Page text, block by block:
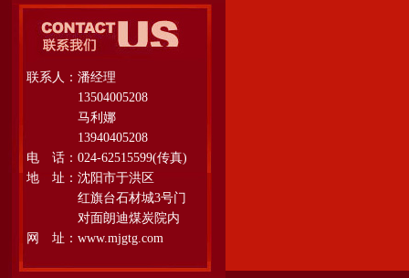
联系人：潘经理
13504005208
马利娜
13940405208
电 话：024-62515599(传真)
地 址：沈阳市于洪区
红旗台石材城3号门
对面朗迪煤炭院内
网 址：www.mjgtg.com